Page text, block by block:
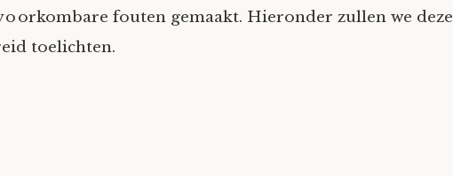
fouten gemaakt. Hieronder zullen we deze
toelichten.